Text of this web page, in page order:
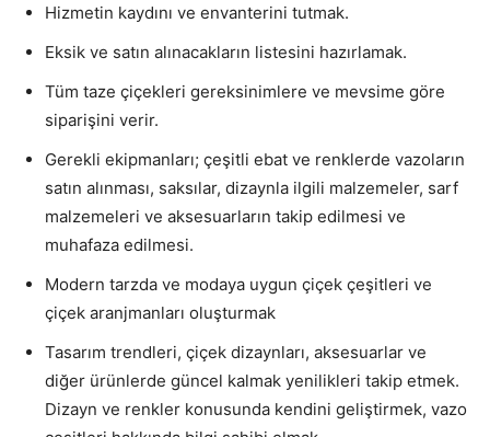
Hizmetin kaydını ve envanterini tutmak.
Eksik ve satın alınacakların listesini hazırlamak.
Tüm taze çiçekleri gereksinimlere ve mevsime göre
siparişini verir.
Gerekli ekipmanları; çeşitli ebat ve renklerde vazoların
satın alınması, saksılar, dizaynla ilgili malzemeler, sarf
malzemeleri ve aksesuarların takip edilmesi ve
muhafaza edilmesi.
Modern tarzda ve modaya uygun çiçek çeşitleri ve
çiçek aranjmanları oluşturmak
Tasarım trendleri, çiçek dizaynları, aksesuarlar ve
diğer ürünlerde güncel kalmak yenilikleri takip etmek.
Dizayn ve renkler konusunda kendini geliştirmek, vazo